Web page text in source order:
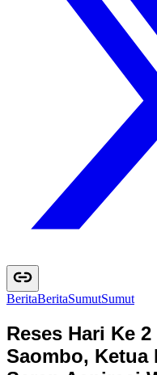
BeritaBeritaSumutSumut
Reses Hari Ke
Saombo, Ketua